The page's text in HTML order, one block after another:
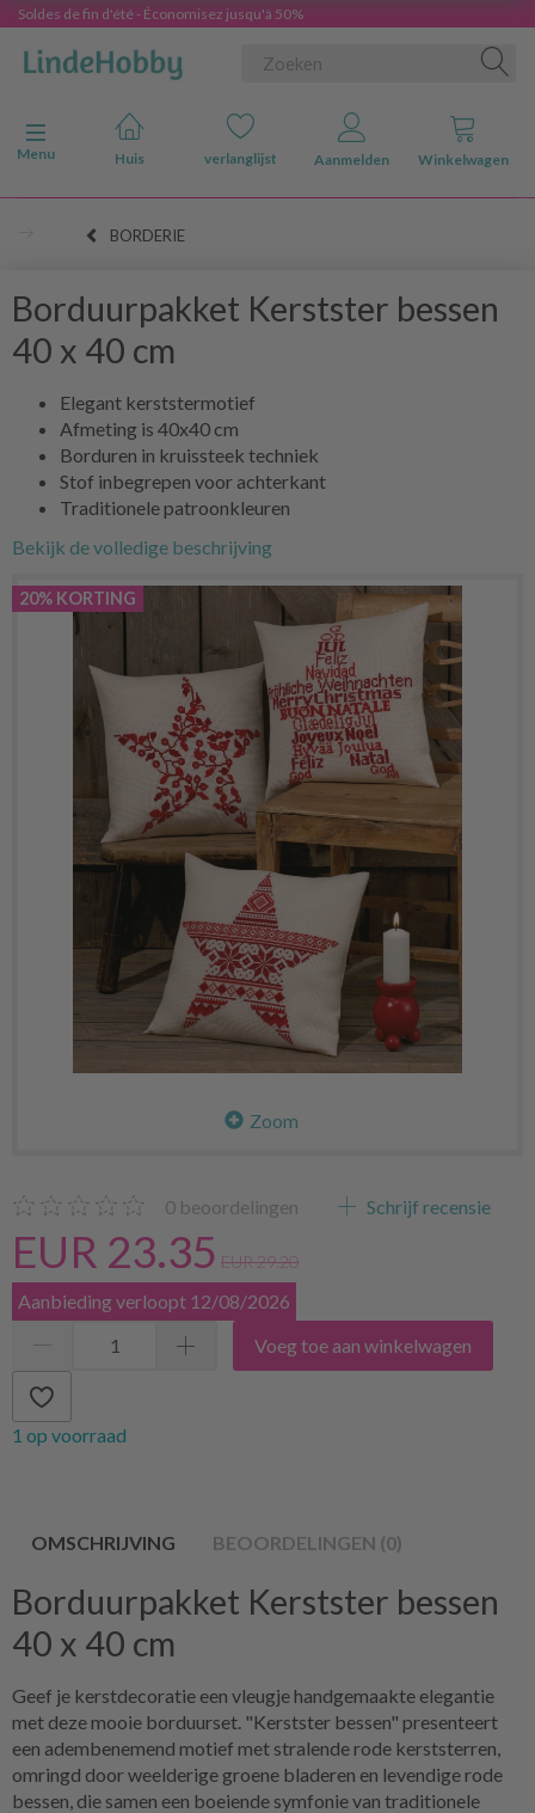
Soldes de fin d'été - Économisez jusqu'à 50%
Navigatie in-/uitschakelen
Menu
Huis verlanglijst Aanmelden Winkelwagen
BORDERIE
Borduurpakket Kerstster bessen
40 x 40 cm
Elegant kerststermotief
Afmeting is 40x40 cm
Borduren in kruissteek techniek
Stof inbegrepen voor achterkant
Traditionele patroonkleuren
Bekijk de volledige beschrijving
20% KORTING
Zoom
0 beoordelingen Schrijf recensie
EUR 23.35 EUR 29.20
Aanbieding verloopt 12/08/2026
Voeg toe aan winkelwagen
1 op voorraad
OMSCHRIJVING BEOORDELINGEN (0)
Borduurpakket Kerstster bessen
40 x 40 cm
Geef je kerstdecoratie een vleugje handgemaakte elegantie
met deze mooie borduurset. "Kerstster bessen" presenteert
een adembenemend motief met stralende rode kerststerren,
omringd door weelderige groene bladeren en levendige rode
bessen, die samen een boeiende symfonie van traditionele